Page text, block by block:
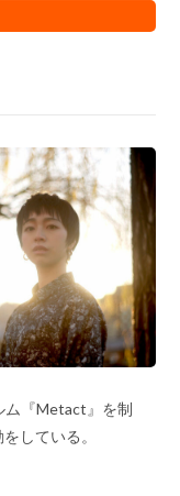
ム『Metact』を制
している。